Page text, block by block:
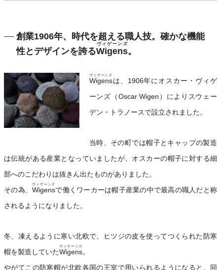
創業1906年、時代を超える職人技。確かな機能
性とデザインを誇るWigens
ヴィゲーンズ
。
Wigens
ヴィゲーンズ
は、1906年にオスカー・ヴィゲ
ーンズ（Oscar Wigen）によりスウェー
デン・トラノースで設立されました。
当時、その町では帽子とキャップの製造
は伝統がある産業となっていましたが、オスカーの帽子に対する細
部へのこだわりは抜きん出たものがありました。
その為、 Wigens
ヴィゲーンズ
で働くワーカーは帽子産業の中で最高の職人だと称
されるようになりました。
冬、凍えるように寒い北欧で、ヒツジの皮を使ってつくられた防寒
帽を製造していたWigens
ヴィゲーンズ
。
やがてこの防寒帽が北欧各国の王室で用いられるようになると、同